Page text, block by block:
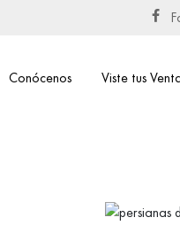
Conócenos Viste tus